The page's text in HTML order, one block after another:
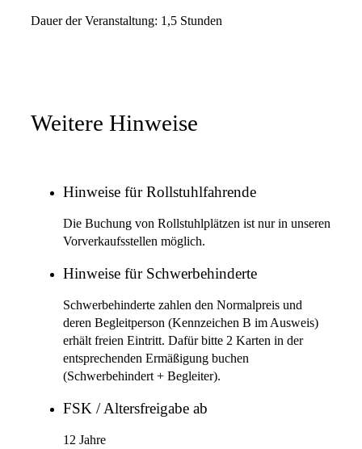
Dauer der Veranstaltung: 1,5 Stunden
Weitere Hinweise
Hinweise für Rollstuhlfahrende
Die Buchung von Rollstuhlplätzen ist nur in unseren
Vorverkaufsstellen möglich.
Hinweise für Schwerbehinderte
Schwerbehinderte zahlen den Normalpreis und
deren Begleitperson (Kennzeichen B im Ausweis)
erhält freien Eintritt. Dafür bitte 2 Karten in der
entsprechenden Ermäßigung buchen
(Schwerbehindert + Begleiter).
FSK / Altersfreigabe ab
12 Jahre